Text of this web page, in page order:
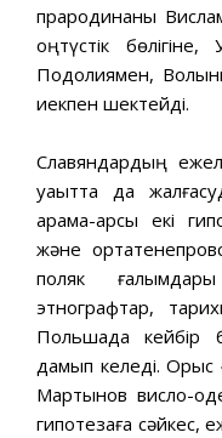
прародинаны
оңтүстік бөлігіне,
Подолиямен,
иекпен шектейді.
Славяндардың
уақытта да
қарама-қарсы екі
және
поляк
этнографтар,
Польшада кейбір
дамып келеді. Орыс
Мартынов висло-
гипотезаға сәйкес,